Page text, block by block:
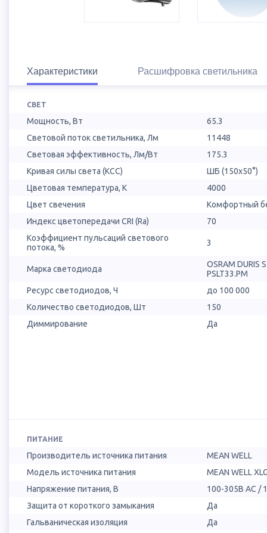
Характеристики Расшифровка светильника
СВЕТ
Мощность, Вт
65.3
Световой поток светильника, Лм
11448
Световая эффективность, Лм/Вт
175.3
Кривая силы света (КСС)
ШБ (150х50°)
Цветовая температура, К
4000
Цвет свечения
Комфортный
Индекс цветопередачи CRI (Ra)
70
Коэффициент пульсаций светового
потока, %
3
Марка светодиода
OSRAM DURIS
PSLT33.PM
Ресурс светодиодов, Ч
до 100 000
Количество светодиодов, Шт
150
Диммирование
Да
ПИТАНИЕ
Производитель источника питания
MEAN WELL
Модель источника питания
MEAN WELL
Напряжение питания, В
100-305В AC /
Защита от короткого замыкания
Да
Гальваническая изоляция
Да